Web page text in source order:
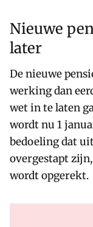
Nieuwe
later
De nieuwe
werking dan
wet in te laten
wordt nu 1
bedoeling dat
overgestapt
wordt opgerekt.